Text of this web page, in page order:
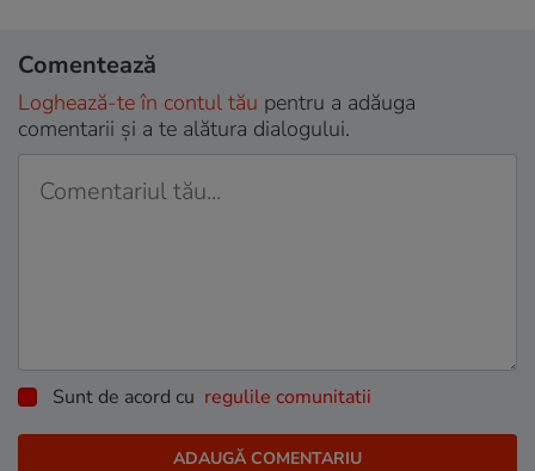
Comentează
Loghează-te în contul tău pentru a adăuga
comentarii și a te alătura dialogului.
Sunt de acord cu regulile comunitatii